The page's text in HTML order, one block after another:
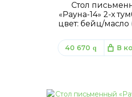
Стол
«Рауна-14» 2-х
цвет: бейц/масло
40 670 q В